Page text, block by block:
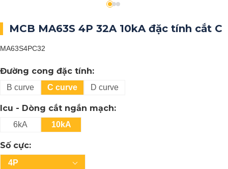
MCB MA63S 4P 32A 10kA đặc tính cắt C
MA63S4PC32
Đường cong đặc tính:
B curve C curve D curve
Icu - Dòng cắt ngắn mạch:
6kA 10kA
Số cực:
4P